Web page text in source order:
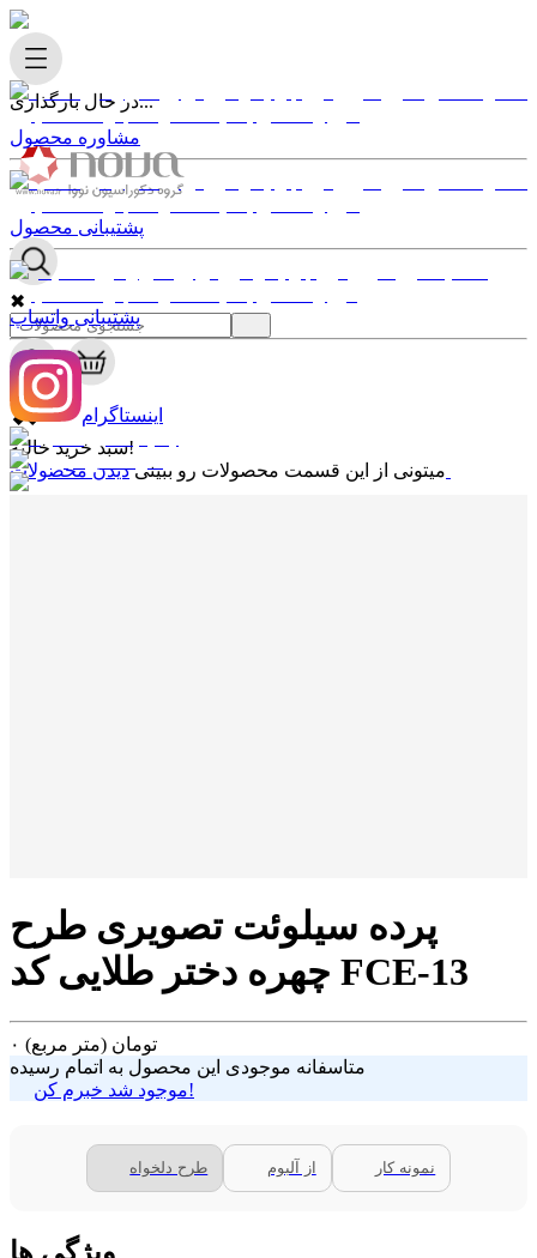
در حال بارگذاری...
✖
0
✖
سبد خرید خالیه!
میتونی از این قسمت محصولات رو ببینی
مشاوره محصول
پشتیبانی محصول
پشتیبانی واتساپ
اینستاگرام
پرده سیلوئت تصویری طرح
چهره دختر طلایی کد FCE-13
۰ تومان (متر مربع)
متاسفانه موجودی این محصول به اتمام رسیده
موجود شد خبرم کن!
طرح دلخواه از آلبوم نمونه کار
ویژگی ها